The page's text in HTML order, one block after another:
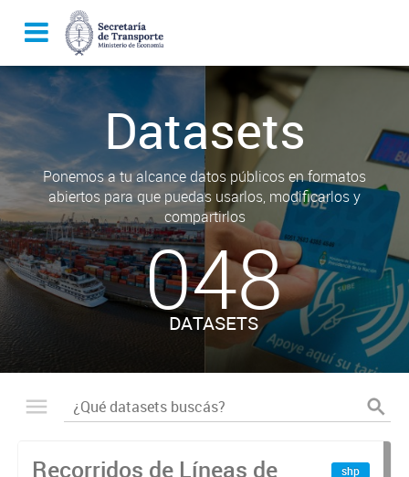
Datasets
Ponemos a tu alcance datos públicos en formatos
abiertos para que puedas usarlos, modificarlos y
compartirlos
048
DATASETS
Recorridos de Líneas de
shp